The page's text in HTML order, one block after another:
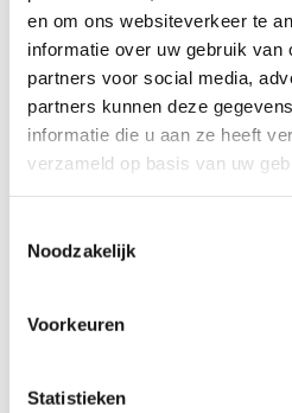
en om ons websiteverkeer te
informatie over uw gebruik van
partners voor social media,
partners kunnen deze
informatie die u aan ze heeft
verzameld op basis van uw
Noodzakelijk
Voorkeuren
Statistieken
De nieuwbouw van gebouw T
vloeroppervlakte. Het NKI-
voor wetenschappelijk
oncologisch ziekenhuis.
Lees meer
RADBOUDUMC
Psychiatrie werd Radboudumc
Nederland met een kliniek
bieden.
Lees meer